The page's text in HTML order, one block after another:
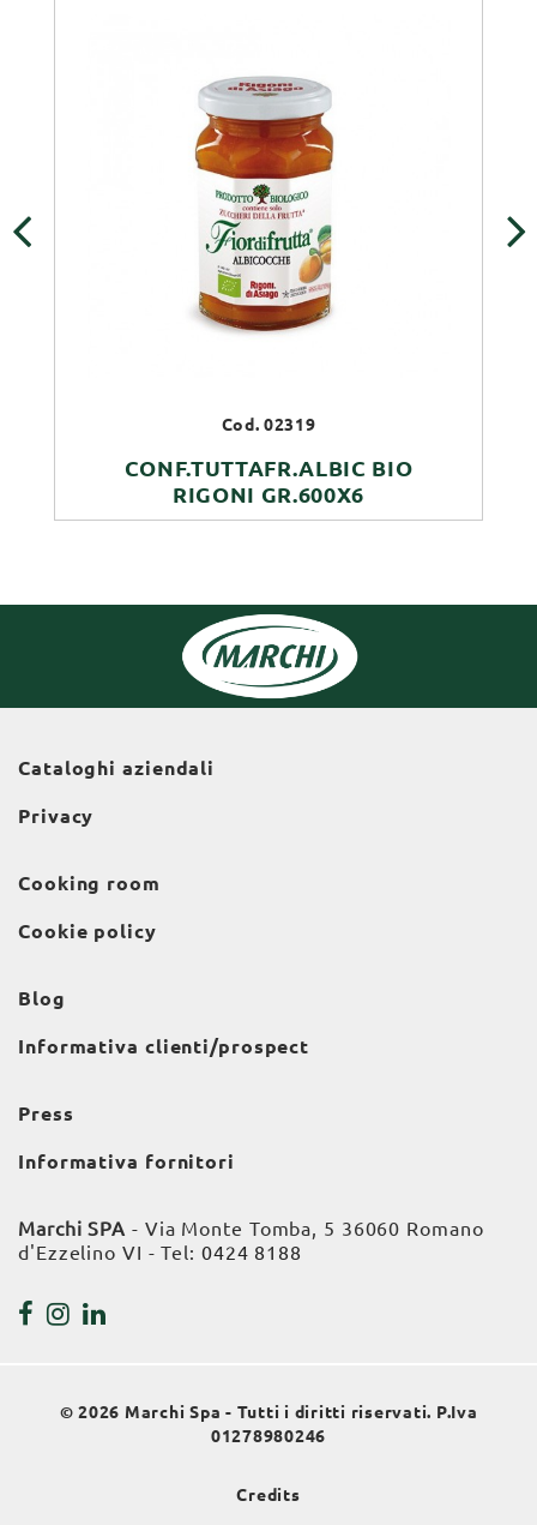
Cod. 02319
CONF.TUTTAFR.ALBIC BIO
RIGONI GR.600X6
Cataloghi aziendali
Privacy
Cooking room
Cookie policy
Blog
Informativa clienti/prospect
Press
Informativa fornitori
Marchi SPA - Via Monte Tomba, 5 36060 Romano
d'Ezzelino VI - Tel: 0424 8188
© 2026 Marchi Spa - Tutti i diritti riservati. P.Iva
01278980246
Credits